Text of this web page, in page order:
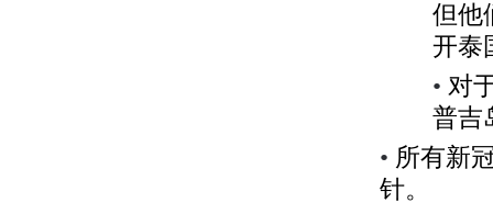
但他
开泰
• 对
普吉
• 所有新
针。